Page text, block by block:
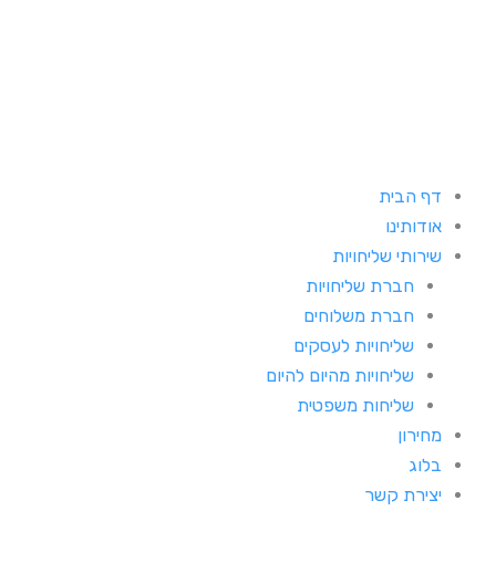
דף הבית
אודותינו
שירותי שליחויות
חברת שליחויות
חברת משלוחים
שליחויות לעסקים
שליחויות מהיום להיום
שליחות משפטית
מחירון
בלוג
יצירת קשר